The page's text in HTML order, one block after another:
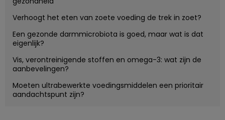
Verhoogt het eten van zoete voeding de trek in zoet?
Een gezonde darmmicrobiota is goed, maar wat is dat
eigenlijk?
Vis, verontreinigende stoffen en omega-3: wat zijn de
aanbevelingen?
Moeten ultrabewerkte voedingsmiddelen een prioritair
aandachtspunt zijn?